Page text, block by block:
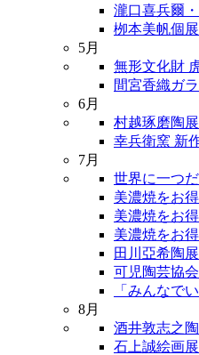
瀧口喜兵爾
栁本美帆個展
5月
無形文化財
間宮香織ガ
6月
村越琢磨陶展
幸兵衛窯 新
7月
世界に一つ
美濃焼をお
美濃焼をお
美濃焼をお
田川亞希陶
可児陶芸協
「みんなで
8月
酒井敦志之陶
石上誠絵画